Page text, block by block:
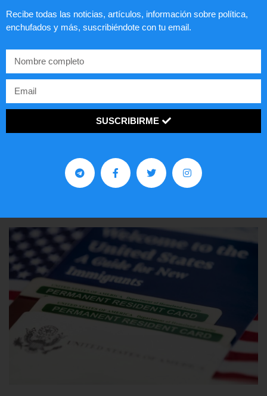
LEER ARTÍCULO...
Recibe todas las noticias, artículos, información sobre política,
enchufados y más, suscribiéndote con tu email.
SUSCRIBIRME